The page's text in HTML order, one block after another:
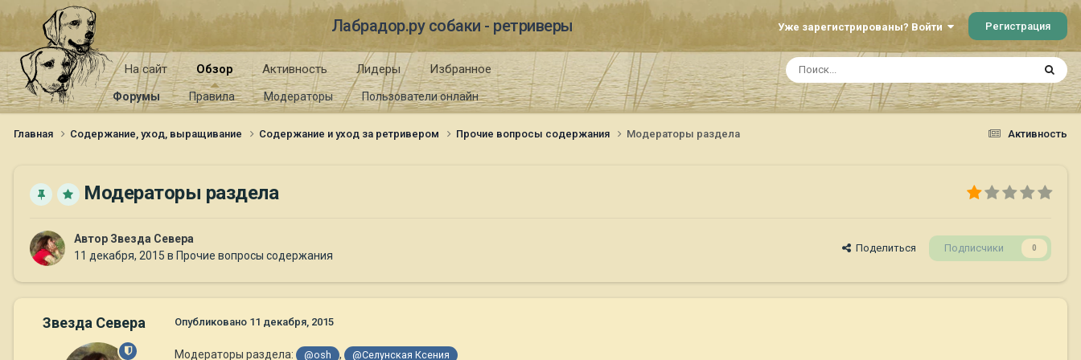
Лабрадор.ру собаки - ретриверы Уже зарегистрированы? Войти Регистрация
На сайт Обзор
Форумы Правила Модераторы Пользователи онлайн
Активность Лидеры Избранное
Активность
Главная Содержание, уход, выращивание Содержание и уход за ретривером Прочие вопросы содержания Модераторы раздела
Модераторы раздела
Автор Звезда Севера
11 декабря, 2015 в Прочие вопросы содержания
Поделиться Подписчики 0
Звезда Севера Опубликовано 11 декабря, 2015
Модераторы раздела: @osh , @Селунская Ксения